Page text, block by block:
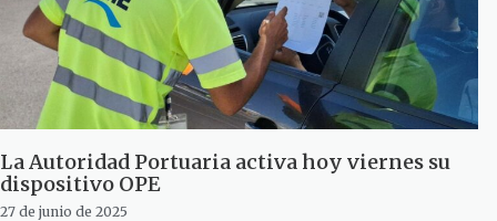
La Autoridad Portuaria activa hoy viernes su
dispositivo OPE
27 de junio de 2025